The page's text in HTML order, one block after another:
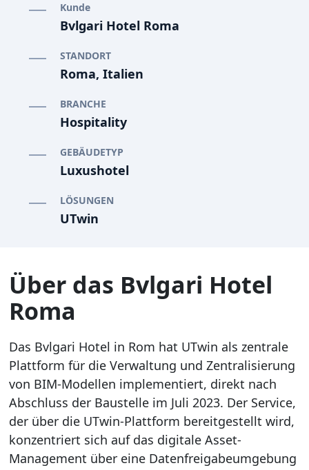
Über das Bvlgari Hotel
Roma
Das Bvlgari Hotel in Rom hat UTwin als zentrale
Plattform für die Verwaltung und Zentralisierung
von BIM-Modellen implementiert, direkt nach
Abschluss der Baustelle im Juli 2023. Der Service,
der über die UTwin-Plattform bereitgestellt wird,
konzentriert sich auf das digitale Asset-
Management über eine Datenfreigabeumgebung
Kunde
Bvlgari Hotel Roma
STANDORT
Roma, Italien
BRANCHE
Hospitality
GEBÄUDETYP
Luxushotel
LÖSUNGEN
UTwin